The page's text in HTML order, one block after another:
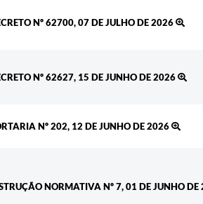
Nº 62700, 07 DE JULHO DE 2026
Nº 62627, 15 DE JUNHO DE 2026
Nº 202, 12 DE JUNHO DE 2026
NORMATIVA Nº 7, 01 DE JUNHO DE